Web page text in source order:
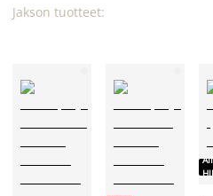
Jakson tuotteet: